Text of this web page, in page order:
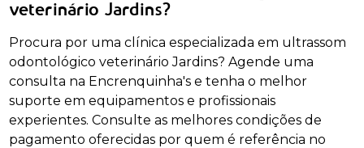
veterinário Jardins?
Procura por uma clínica especializada em ultrassom
odontológico veterinário Jardins? Agende uma
consulta na Encrenquinha's e tenha o melhor
suporte em equipamentos e profissionais
experientes. Consulte as melhores condições de
pagamento oferecidas por quem é referência no